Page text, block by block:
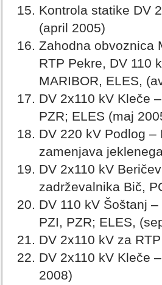
Kontrola statike DV
(april 2005)
Zahodna obvoznica
RTP Pekre, DV 110
MARIBOR, ELES,
DV 2x110 kV Kleče
PZR; ELES (maj
DV 220 kV Podlog
zamenjava
DV 2x110 kV
zadrževalnika Bič,
DV 110 kV Šoštanj
PZI, PZR; ELES,
DV 2x110 kV za
DV 2x110 kV Kleče
2008)